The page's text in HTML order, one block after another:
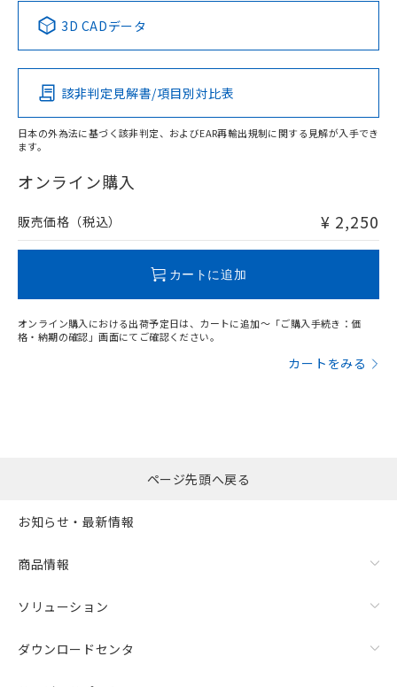
Pb Hg Cd Cr(VI)
O
在庫等で未対応品が混在する可能性があります。
問い合わせください。
この製品の規格認証/適合状況ページへ
その他の認証はこちらのページからご検索ください
3D CADデータ
該非判定見解書/項目別対比表
日本の外為法に基づく該非判定、およびEAR再輸出規制に関する見解が入手でき
ます。
オンライン購入
販売価格（税込） ¥ 2,250
カートに追加
オンライン購入における出荷予定日は、カートに追加～「ご購入手続き：価
格・納期の確認」画面にてご確認ください。
カートをみる
ページ先頭へ戻る
お知らせ・最新情報
商品情報
ソリューション
ダウンロードセンタ